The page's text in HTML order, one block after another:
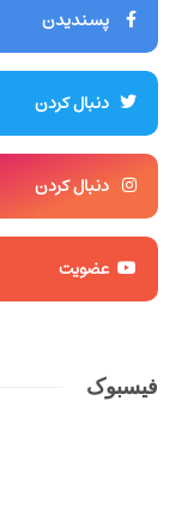
پسندیدن
دنبال کردن
دنبال کردن
عضویت
فیسبوک